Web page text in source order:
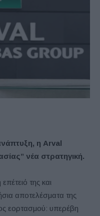
η Arval
νέα στρατηγική.
της και
αποτελέσματα της
εορτασμού: υπερέβη